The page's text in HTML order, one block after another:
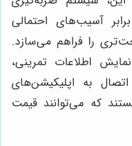
آسیب‌های احتمالی
را فراهم می‌سازد.
اطلاعات تمرینی،
به اپلیکیشن‌های
که می‌توانند قیمت